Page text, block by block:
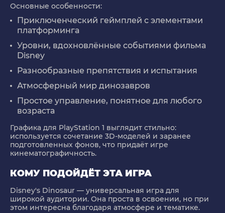
Основные особенности:
Приключенческий геймплей с элементами
платформинга
Уровни, вдохновлённые событиями фильма
Disney
Разнообразные препятствия и испытания
Атмосферный мир динозавров
Простое управление, понятное для любого
возраста
Графика для PlayStation 1 выглядит стильно:
используется сочетание 3D-моделей и заранее
подготовленных фонов, что придаёт игре
кинематографичность.
КОМУ ПОДОЙДЁТ ЭТА ИГРА
Disney's Dinosaur — универсальная игра для
широкой аудитории. Она проста в освоении, но при
этом интересна благодаря атмосфере и тематике.